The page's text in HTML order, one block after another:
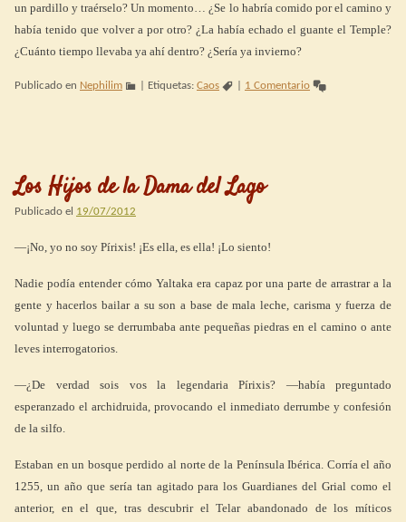
un pardillo y traérselo? Un momento… ¿Se lo habría comido por el camino y
había tenido que volver a por otro? ¿La había echado el guante el Temple?
¿Cuánto tiempo llevaba ya ahí dentro? ¿Sería ya invierno?
Publicado en Nephilim Etiquetas: Caos 1 Comentario
Los Hijos de la Dama del Lago
Publicado el 19/07/2012
—¡No, yo no soy Pírixis! ¡Es ella, es ella! ¡Lo siento!
Nadie podía entender cómo Yaltaka era capaz por una parte de arrastrar a la
gente y hacerlos bailar a su son a base de mala leche, carisma y fuerza de
voluntad y luego se derrumbaba ante pequeñas piedras en el camino o ante
leves interrogatorios.
—¿De verdad sois vos la legendaria Pírixis? —había preguntado
esperanzado el archidruida, provocando el inmediato derrumbe y confesión
de la silfo.
Estaban en un bosque perdido al norte de la Península Ibérica. Corría el año
1255, un año que sería tan agitado para los Guardianes del Grial como el
anterior, en el que, tras descubrir el Telar abandonado de los míticos